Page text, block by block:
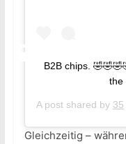
B2B chips.
the
A post shared by 35
Gleichzeitig –